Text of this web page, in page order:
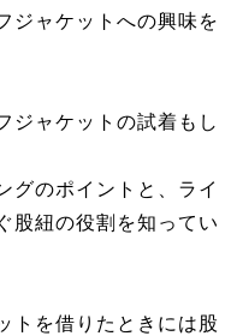
ジャケットへの興味を
ジャケットの試着もし
グのポイントと、ライ
股紐の役割を知ってい
トを借りたときには股